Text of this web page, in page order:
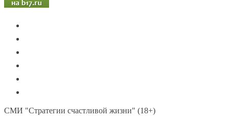
СМИ "Стратегии счастливой жизни" (18+)